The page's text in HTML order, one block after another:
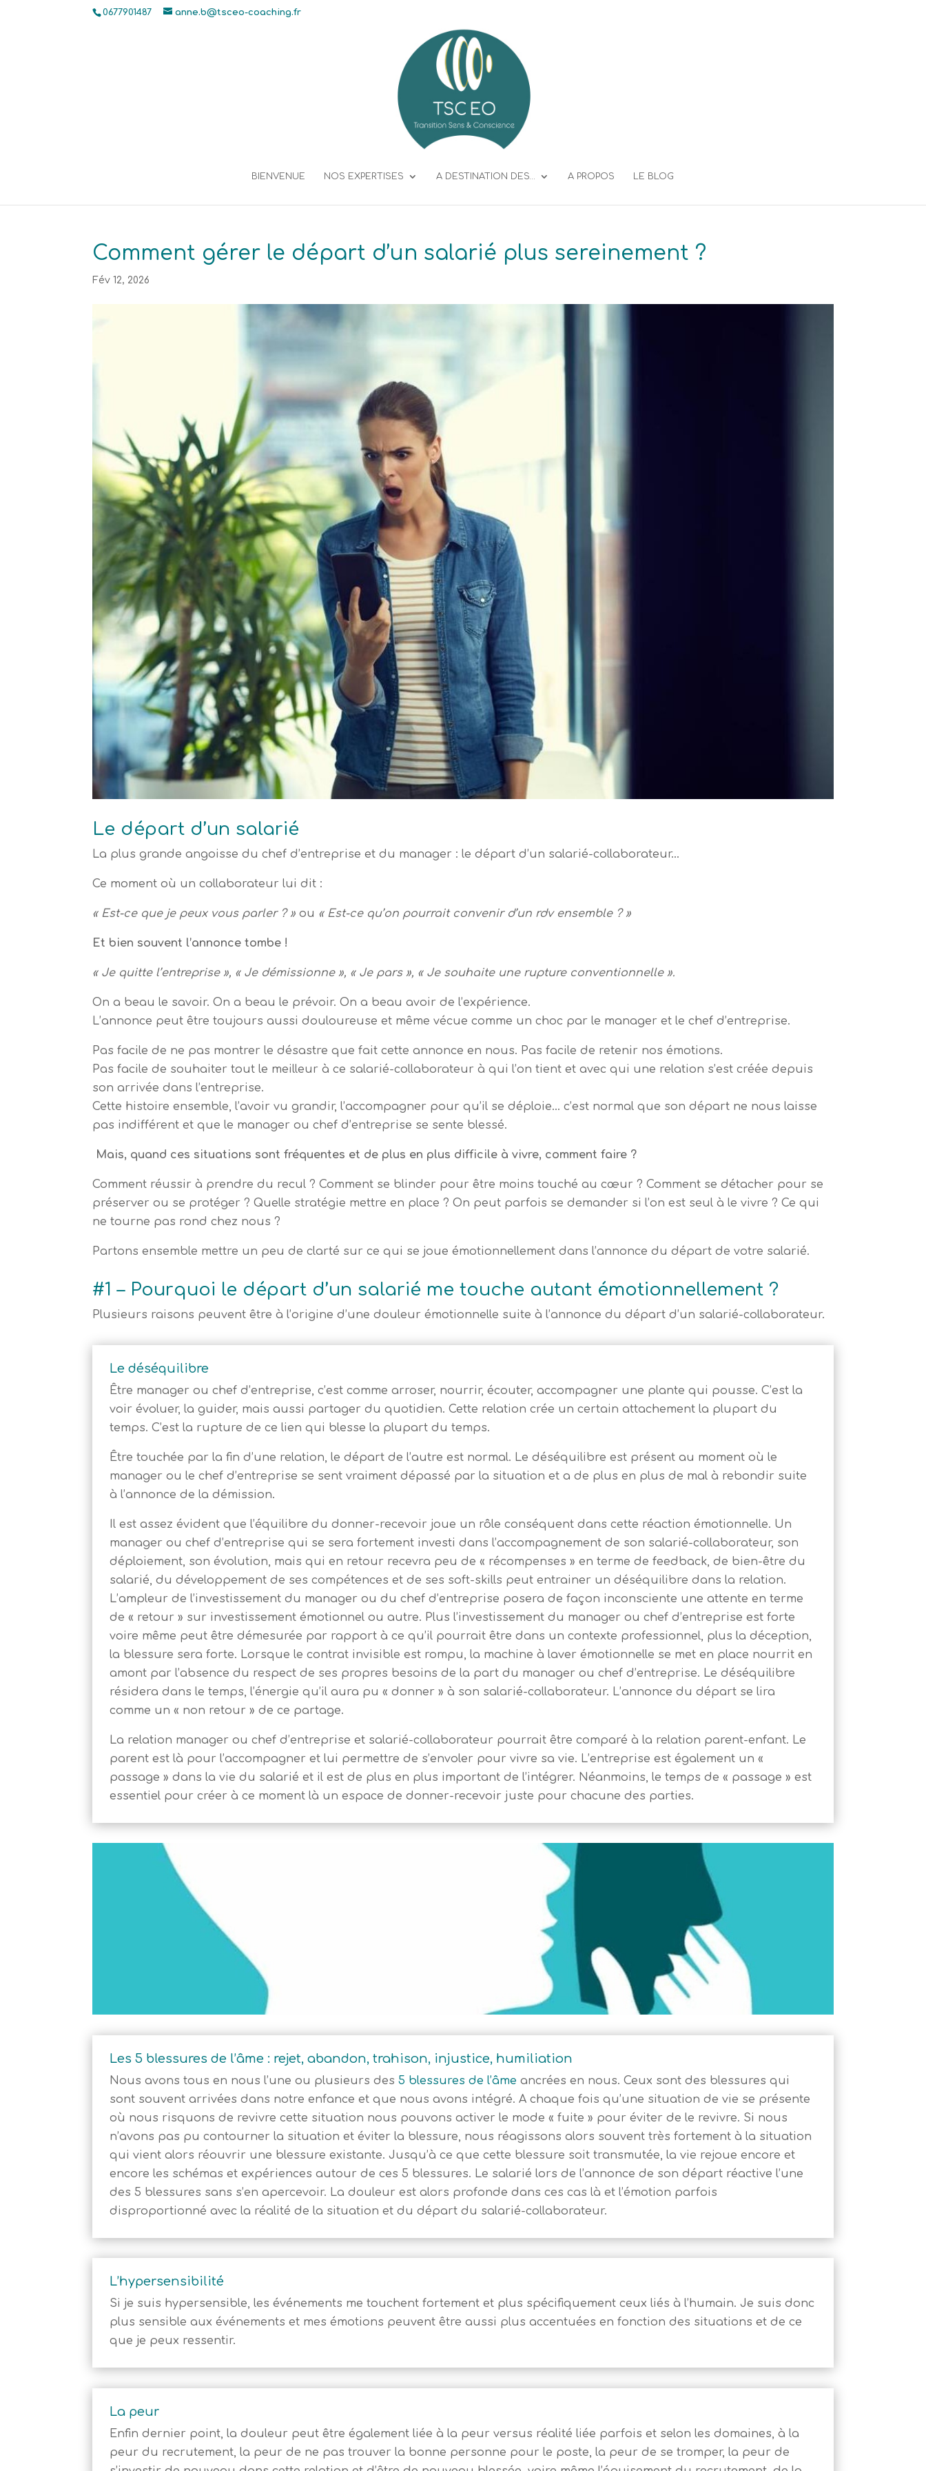
0677901487 anne.b@tsceo-coaching.fr
BIENVENUE NOS EXPERTISES A DESTINATION DES… A PROPOS LE BLOG
Comment gérer le départ d’un salarié plus sereinement ?
Fév 12, 2026
Le départ d’un salarié
La plus grande angoisse du chef d’entreprise et du manager : le départ d’un salarié-collaborateur…
Ce moment où un collaborateur lui dit :
« Est-ce que je peux vous parler ? » ou « Est-ce qu’on pourrait convenir d’un rdv ensemble ? »
Et bien souvent l’annonce tombe !
« Je quitte l’entreprise », « Je démissionne », « Je pars », « Je souhaite une rupture conventionnelle ».
On a beau le savoir. On a beau le prévoir. On a beau avoir de l’expérience.
L’annonce peut être toujours aussi douloureuse et même vécue comme un choc par le manager et le chef d’entreprise.
Pas facile de ne pas montrer le désastre que fait cette annonce en nous. Pas facile de retenir nos émotions.
Pas facile de souhaiter tout le meilleur à ce salarié-collaborateur à qui l’on tient et avec qui une relation s’est créée depuis
son arrivée dans l’entreprise.
Cette histoire ensemble, l’avoir vu grandir, l’accompagner pour qu’il se déploie… c’est normal que son départ ne nous laisse
pas indifférent et que le manager ou chef d’entreprise se sente blessé.
Mais, quand ces situations sont fréquentes et de plus en plus difficile à vivre, comment faire ?
Comment réussir à prendre du recul ? Comment se blinder pour être moins touché au cœur ? Comment se détacher pour se
préserver ou se protéger ? Quelle stratégie mettre en place ? On peut parfois se demander si l’on est seul à le vivre ? Ce qui
ne tourne pas rond chez nous ?
Partons ensemble mettre un peu de clarté sur ce qui se joue émotionnellement dans l’annonce du départ de votre salarié.
#1 – Pourquoi le départ d’un salarié me touche autant émotionnellement ?
Plusieurs raisons peuvent être à l’origine d’une douleur émotionnelle suite à l’annonce du départ d’un salarié-collaborateur.
Le déséquilibre
Être manager ou chef d’entreprise, c’est comme arroser, nourrir, écouter, accompagner une plante qui pousse. C’est la
voir évoluer, la guider, mais aussi partager du quotidien. Cette relation crée un certain attachement la plupart du
temps. C’est la rupture de ce lien qui blesse la plupart du temps.
Être touchée par la fin d’une relation, le départ de l’autre est normal. Le déséquilibre est présent au moment où le
manager ou le chef d’entreprise se sent vraiment dépassé par la situation et a de plus en plus de mal à rebondir suite
à l’annonce de la démission.
Il est assez évident que l’équilibre du donner-recevoir joue un rôle conséquent dans cette réaction émotionnelle. Un
manager ou chef d’entreprise qui se sera fortement investi dans l’accompagnement de son salarié-collaborateur, son
déploiement, son évolution, mais qui en retour recevra peu de « récompenses » en terme de feedback, de bien-être du
salarié, du développement de ses compétences et de ses soft-skills peut entrainer un déséquilibre dans la relation.
L’ampleur de l’investissement du manager ou du chef d’entreprise posera de façon inconsciente une attente en terme
de « retour » sur investissement émotionnel ou autre. Plus l’investissement du manager ou chef d’entreprise est forte
voire même peut être démesurée par rapport à ce qu’il pourrait être dans un contexte professionnel, plus la déception,
la blessure sera forte. Lorsque le contrat invisible est rompu, la machine à laver émotionnelle se met en place nourrit en
amont par l’absence du respect de ses propres besoins de la part du manager ou chef d’entreprise. Le déséquilibre
résidera dans le temps, l’énergie qu’il aura pu « donner » à son salarié-collaborateur. L’annonce du départ se lira
comme un « non retour » de ce partage.
La relation manager ou chef d’entreprise et salarié-collaborateur pourrait être comparé à la relation parent-enfant. Le
parent est là pour l’accompagner et lui permettre de s’envoler pour vivre sa vie. L’entreprise est également un «
passage » dans la vie du salarié et il est de plus en plus important de l’intégrer. Néanmoins, le temps de « passage » est
essentiel pour créer à ce moment là un espace de donner-recevoir juste pour chacune des parties.
Les 5 blessures de l’âme : rejet, abandon, trahison, injustice, humiliation
Nous avons tous en nous l’une ou plusieurs des 5 blessures de l’âme ancrées en nous. Ceux sont des blessures qui
sont souvent arrivées dans notre enfance et que nous avons intégré. A chaque fois qu’une situation de vie se présente
où nous risquons de revivre cette situation nous pouvons activer le mode « fuite » pour éviter de le revivre. Si nous
n’avons pas pu contourner la situation et éviter la blessure, nous réagissons alors souvent très fortement à la situation
qui vient alors réouvrir une blessure existante. Jusqu’à ce que cette blessure soit transmutée, la vie rejoue encore et
encore les schémas et expériences autour de ces 5 blessures. Le salarié lors de l’annonce de son départ réactive l’une
des 5 blessures sans s’en apercevoir. La douleur est alors profonde dans ces cas là et l’émotion parfois
disproportionné avec la réalité de la situation et du départ du salarié-collaborateur.
L’hypersensibilité
Si je suis hypersensible, les événements me touchent fortement et plus spécifiquement ceux liés à l’humain. Je suis donc
plus sensible aux événements et mes émotions peuvent être aussi plus accentuées en fonction des situations et de ce
que je peux ressentir.
La peur
Enfin dernier point, la douleur peut être également liée à la peur versus réalité liée parfois et selon les domaines, à la
peur du recrutement, la peur de ne pas trouver la bonne personne pour le poste, la peur de se tromper, la peur de